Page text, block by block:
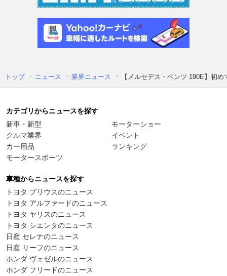
トップ ニュース 業界ニュース 【メルセデス・ベンツ 190E】初
カテゴリからニュースを探す
新車・新型
クルマ業界
カー用品
モータースポーツ
モーターショー
イベント
ランキング
車種からニュースを探す
トヨタ プリウスのニュース
トヨタ アルファードのニュース
トヨタ ヤリスのニュース
トヨタ シエンタのニュース
日産 セレナのニュース
日産 リーフのニュース
ホンダ ヴェゼルのニュース
ホンダ フリードのニュース